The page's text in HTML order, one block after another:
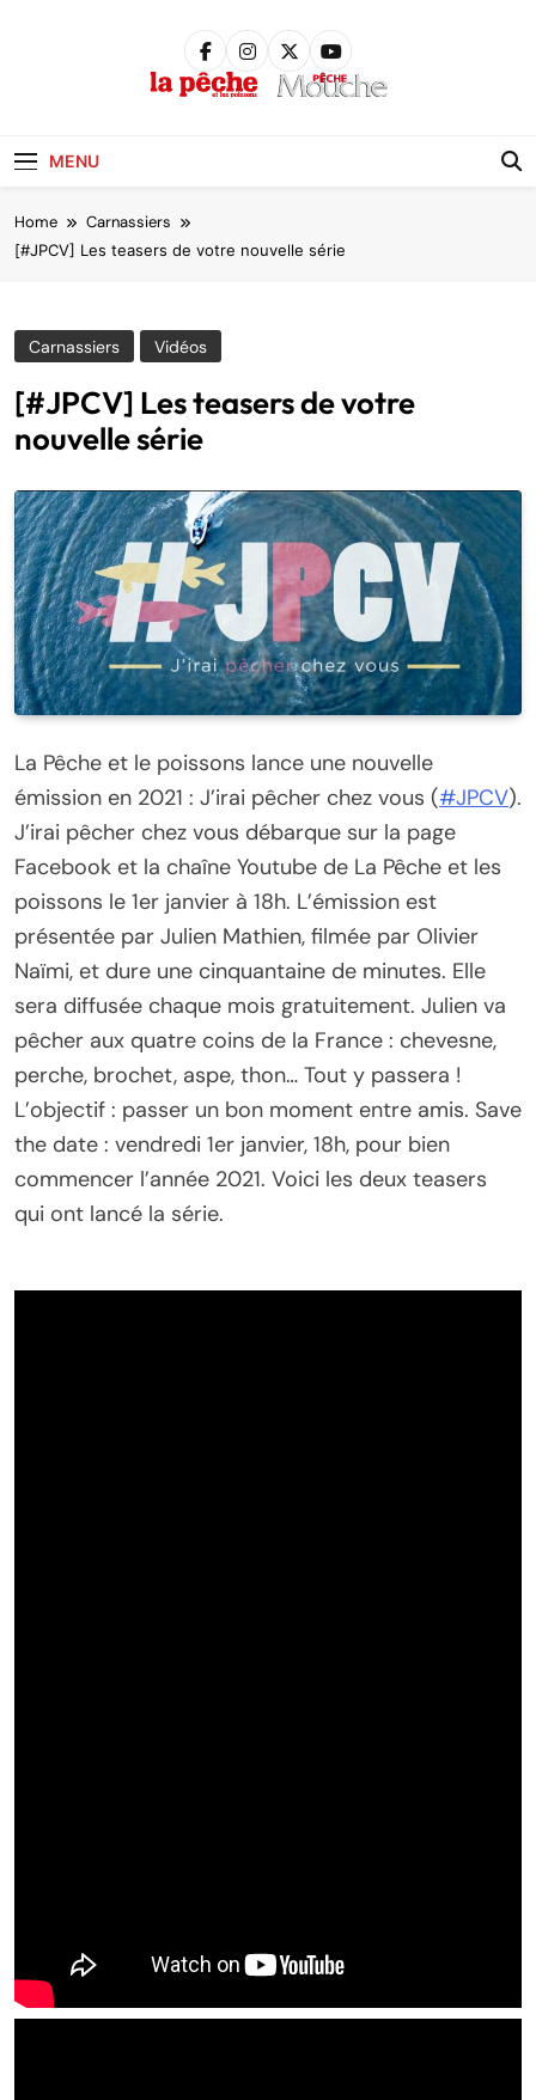
MENU
Home Carnassiers
[#JPCV] Les teasers de votre nouvelle série
Carnassiers Vidéos
[#JPCV] Les teasers de votre
nouvelle série
La Pêche et le poissons lance une nouvelle
émission en 2021 : J’irai pêcher chez vous (#JPCV).
J’irai pêcher chez vous débarque sur la page
Facebook et la chaîne Youtube de La Pêche et les
poissons le 1er janvier à 18h. L’émission est
présentée par Julien Mathien, filmée par Olivier
Naïmi, et dure une cinquantaine de minutes. Elle
sera diffusée chaque mois gratuitement. Julien va
pêcher aux quatre coins de la France : chevesne,
perche, brochet, aspe, thon… Tout y passera !
L’objectif : passer un bon moment entre amis. Save
the date : vendredi 1er janvier, 18h, pour bien
commencer l’année 2021. Voici les deux teasers
qui ont lancé la série.